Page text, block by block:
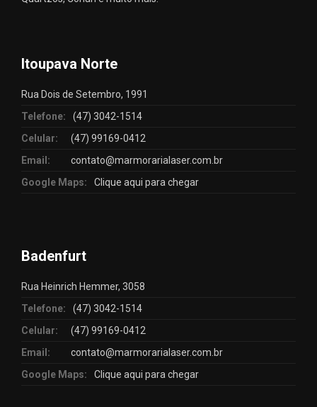
Itoupava Norte
Rua Dois de Setembro, 1991
Telefone:
(47) 3042-1514
Celular:
(47) 99169-0412
Email:
contato@marmorarialaser.com.br
Google Maps:
Clique aqui para chegar
Badenfurt
Rua Heinrich Hemmer, 3058
Telefone:
(47) 3042-1514
Celular:
(47) 99169-0412
Email:
contato@marmorarialaser.com.br
Google Maps:
Clique aqui para chegar